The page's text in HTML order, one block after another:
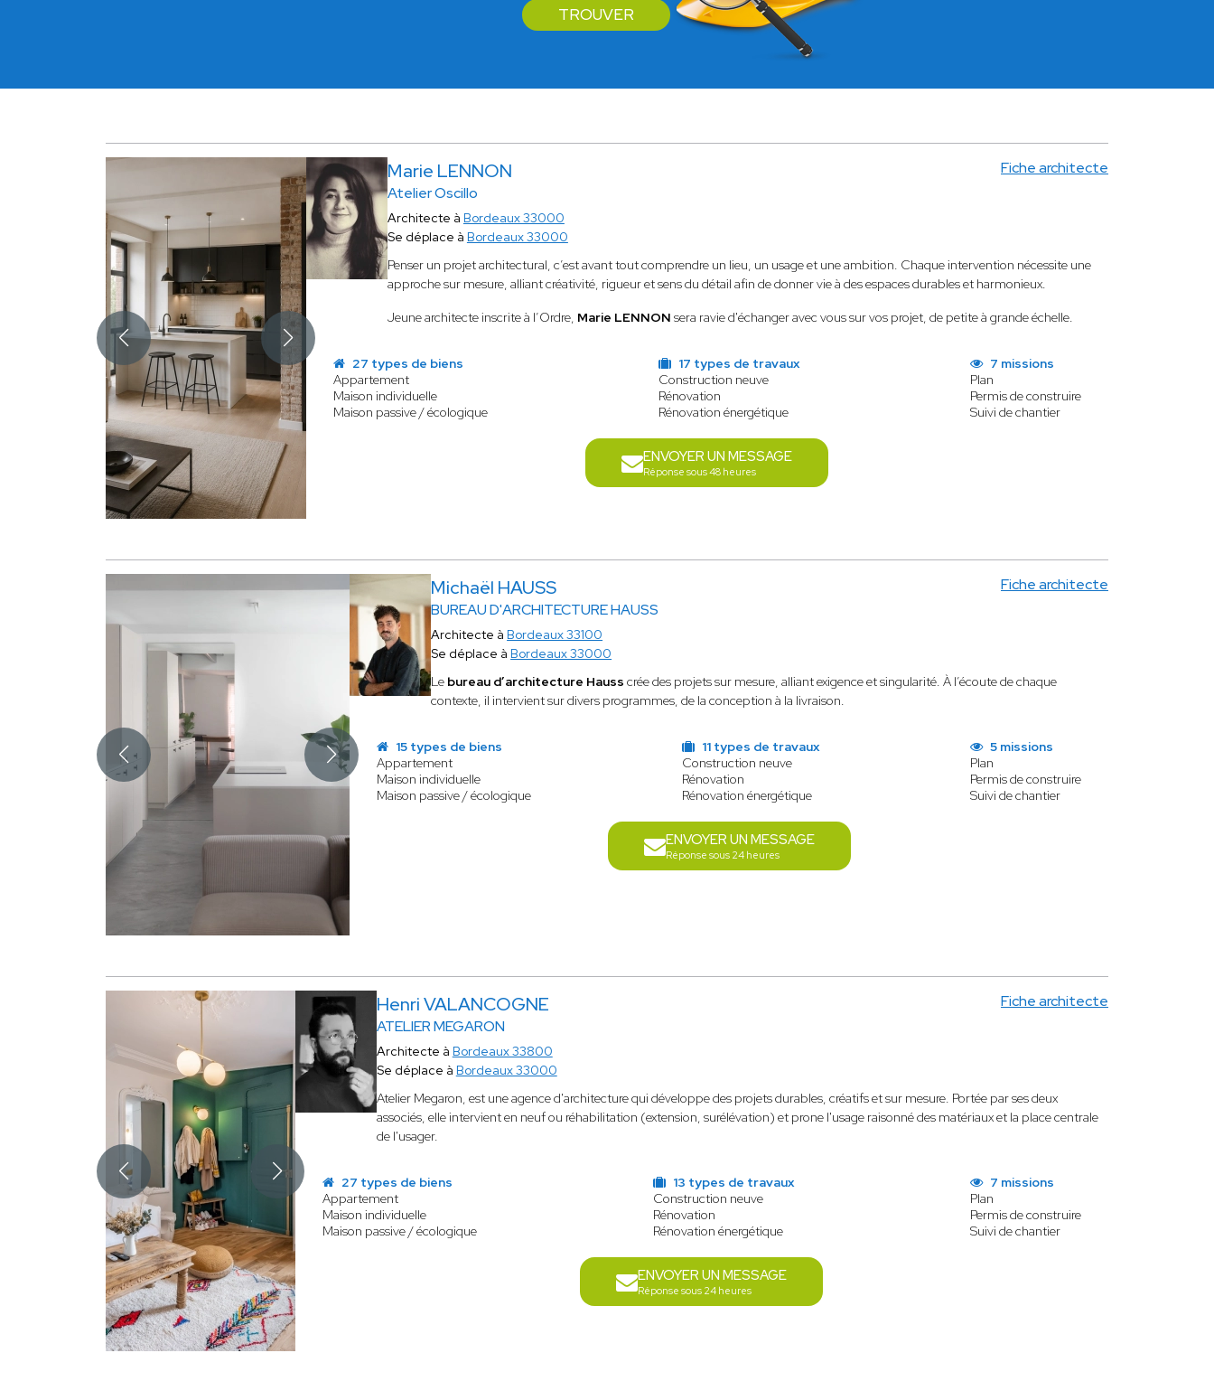
TROUVER
Marie LENNON
Atelier Oscillo
Fiche architecte
Architecte à Bordeaux 33000
Se déplace à Bordeaux 33000
Penser un projet architectural, c’est avant tout comprendre un lieu, un usage et une ambition. Chaque intervention nécessite une
approche sur mesure, alliant créativité, rigueur et sens du détail afin de donner vie à des espaces durables et harmonieux.
Jeune architecte inscrite à l’Ordre, Marie LENNON sera ravie d'échanger avec vous sur vos projet, de petite à grande échelle.
27 types de biens
Appartement
Maison individuelle
Maison passive / écologique
17 types de travaux
Construction neuve
Rénovation
Rénovation énergétique
7 missions
Plan
Permis de construire
Suivi de chantier
ENVOYER UN MESSAGE
Réponse sous 48 heures
Michaël HAUSS
BUREAU D'ARCHITECTURE HAUSS
Fiche architecte
Architecte à Bordeaux 33100
Se déplace à Bordeaux 33000
Le bureau d’architecture Hauss crée des projets sur mesure, alliantexigence et singularité. À l’écoute de chaque
contexte, il intervient sur divers programmes, de la conception à la livraison.
15 types de biens
Appartement
Maison individuelle
Maison passive / écologique
11 types de travaux
Construction neuve
Rénovation
Rénovation énergétique
5 missions
Plan
Permis de construire
Suivi de chantier
ENVOYER UN MESSAGE
Réponse sous 24 heures
Henri VALANCOGNE
ATELIER MEGARON
Fiche architecte
Architecte à Bordeaux 33800
Se déplace à Bordeaux 33000
Atelier Megaron, est une agence d'architecture qui développe des projets durables, créatifs et sur mesure. Portée par ses deux
associés, elle intervient en neuf ou réhabilitation (extension, surélévation) et prone l'usage raisonné des matériaux et la place centrale
de l'usager.
27 types de biens
Appartement
Maison individuelle
Maison passive / écologique
13 types de travaux
Construction neuve
Rénovation
Rénovation énergétique
7 missions
Plan
Permis de construire
Suivi de chantier
ENVOYER UN MESSAGE
Réponse sous 24 heures